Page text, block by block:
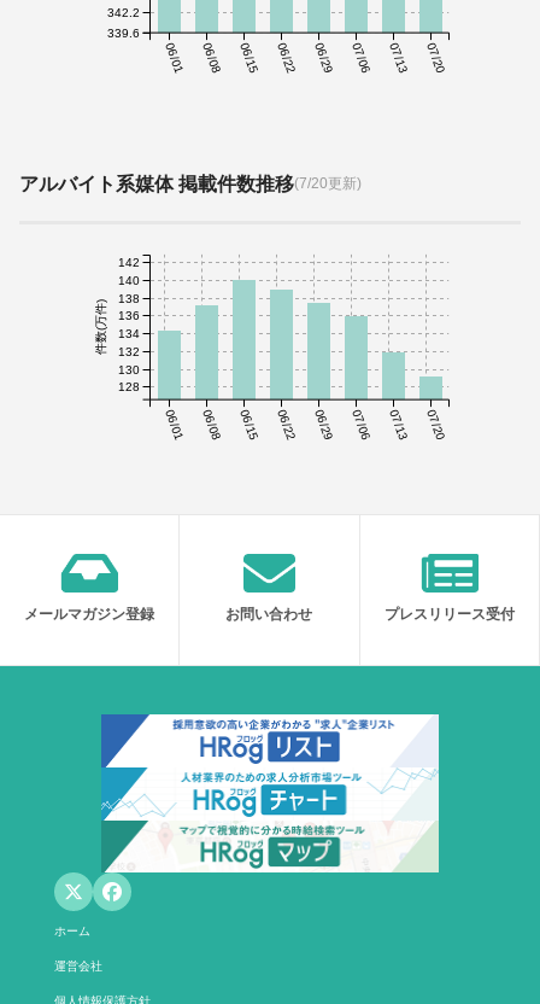
06/01 06/08 06/15 06/22 06/29 07/06 07/13 07/20
339.6
342.2
アルバイト系媒体 掲載件数推移(7/20更新)
06/01 06/08 06/15 06/22 06/29 07/06 07/13 07/20
件数(万件)
128
130
132
134
136
138
140
142
メールマガジン登録 お問い合わせ プレスリリース受付
ホーム
運営会社
個人情報保護方針